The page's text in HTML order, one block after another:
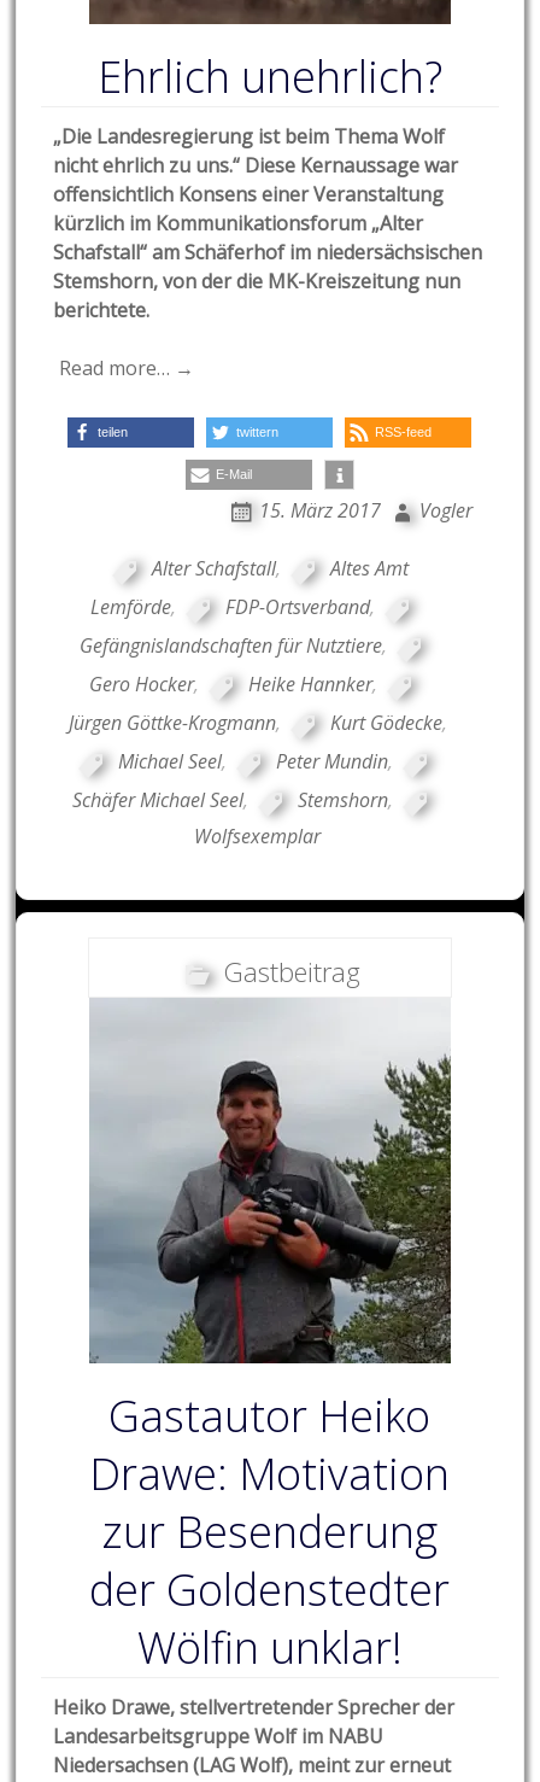
Ehrlich unehrlich?
„Die Landesregierung ist beim Thema Wolf
nicht ehrlich zu uns.“ Diese Kernaussage war
offensichtlich Konsens einer Veranstaltung
kürzlich im Kommunikationsforum „Alter
Schafstall“ am Schäferhof im niedersächsischen
Stemshorn, von der die MK-Kreiszeitung nun
berichtete.
Read more… →
teilen twittern RSS-feed
E-Mail
15. März 2017 Vogler
Alter Schafstall,
Altes Amt
Lemförde, FDP-Ortsverband,
Gefängnislandschaften für Nutztiere,
Gero Hocker, Heike Hannker,
Jürgen Göttke-Krogmann, Kurt Gödecke,
Michael Seel, Peter Mundin,
Schäfer Michael Seel, Stemshorn,
Wolfsexemplar
Gastbeitrag
Gastautor Heiko
Drawe: Motivation
zur Besenderung
der Goldenstedter
Wölfin unklar!
Heiko Drawe, stellvertretender Sprecher der
Landesarbeitsgruppe Wolf im NABU
Niedersachsen (LAG Wolf), meint zur erneut